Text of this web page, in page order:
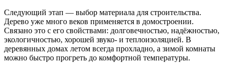
Следующий этап — выбор материала для строительства.
Дерево уже много веков применяется в домостроении.
Связано это с его свойствами: долговечностью, надёжностью,
экологичностью, хорошей звуко- и теплоизоляцией. В
деревянных домах летом всегда прохладно, а зимой комнаты
можно быстро прогреть до комфортной температуры.